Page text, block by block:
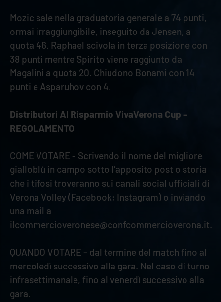
Mozic sale nella graduatoria generale a 74 punti,
ormai irraggiungibile, inseguito da Jensen, a
quota 46. Raphael scivola in terza posizione con
38 punti mentre Spirito viene raggiunto da
Magalini a quota 20. Chiudono Bonami con 14
punti e Asparuhov con 4.
Distributori Al Risparmio VivaVerona Cup –
REGOLAMENTO
COME VOTARE - Scrivendo il nome del migliore
gialloblù in campo sotto l’apposito post o storia
che i tifosi troveranno sui canali social ufficiali di
Verona Volley (Facebook; Instagram) o inviando
una mail a
ilcommercioveronese@confcommercioverona.it.
QUANDO VOTARE - dal termine del match fino al
mercoledì successivo alla gara. Nel caso di turno
infrasettimanale, fino al venerdì successivo alla
gara.